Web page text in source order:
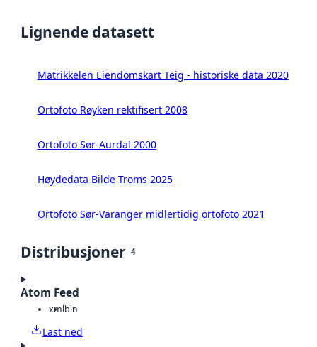
Lignende datasett
Matrikkelen Eiendomskart Teig - historiske data 2020
Ortofoto Røyken rektifisert 2008
Ortofoto Sør-Aurdal 2000
Høydedata Bilde Troms 2025
Ortofoto Sør-Varanger midlertidig ortofoto 2021
Distribusjoner 4
Atom Feed
xmlbin
Last ned